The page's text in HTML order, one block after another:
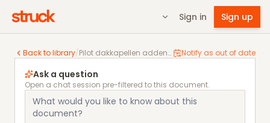
Sign in Sign up
Back to library/ Pilot dakkapellen addendum Welstandsnota Leidschendam-Voorburg Notify as out of date
Pilot dakkapellen addendum Welstandsnota
Ask a question
Open a chat session pre-filtered to this document.